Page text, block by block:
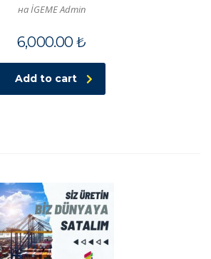
на İGEME Admin
6,000.00₺
Add to cart